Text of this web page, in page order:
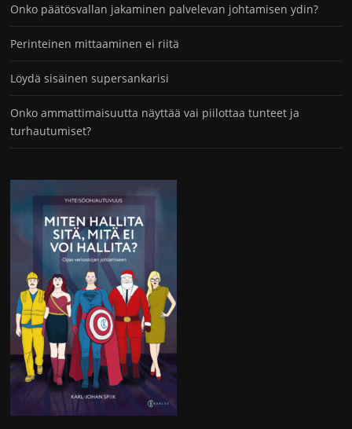
Onko päätösvallan jakaminen palvelevan johtamisen ydin?
Perinteinen mittaaminen ei riitä
Löydä sisäinen supersankarisi
Onko ammattimaisuutta näyttää vai piilottaa tunteet ja
turhautumiset?